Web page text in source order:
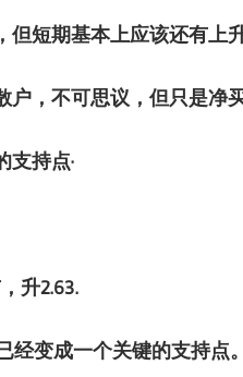
短期基本上应该还有上升
户，不可思议，但只是净
支持点·
升2.63.
经变成一个关键的支持点。